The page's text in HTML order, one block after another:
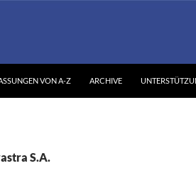
VON A-Z ARCHIVE
S.A.